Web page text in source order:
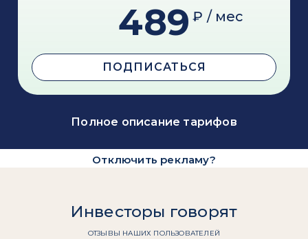
489 ₽ / мес
ПОДПИСАТЬСЯ
Полное описание тарифов
Отключить рекламу?
Инвесторы говорят
ОТЗЫВЫ НАШИХ ПОЛЬЗОВАТЕЛЕЙ